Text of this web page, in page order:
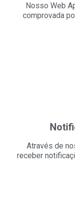
Nosso Web
comprovada
Através de
receber